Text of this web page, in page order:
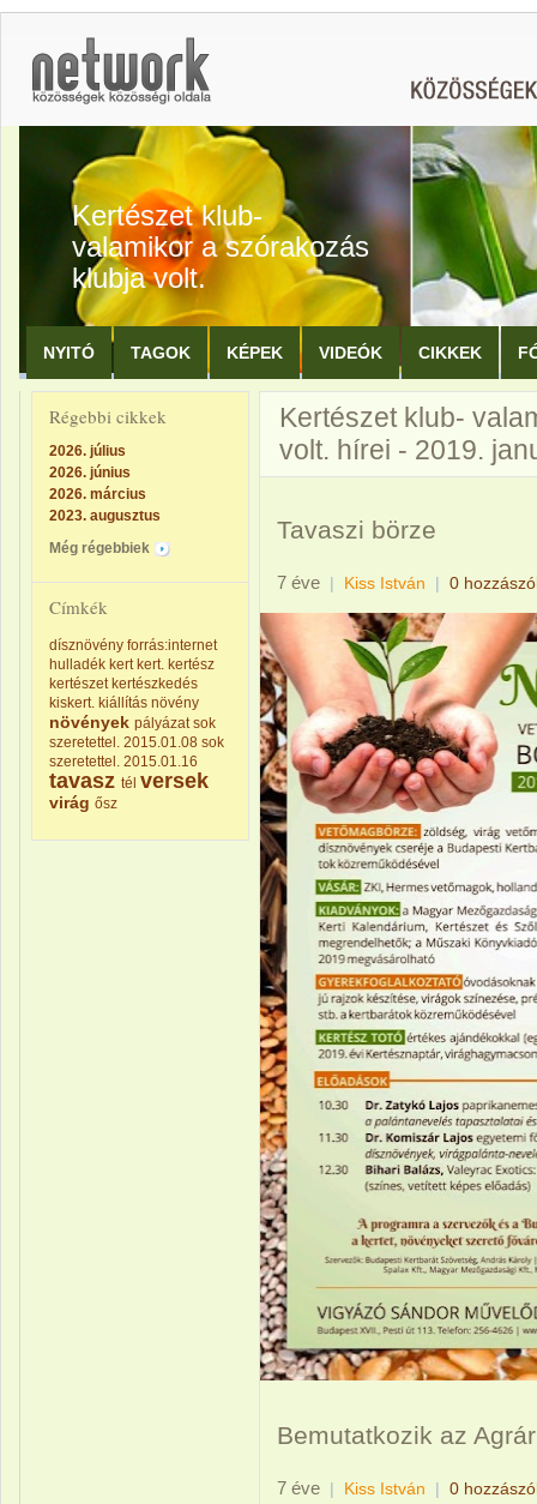
Kertészet klub-
valamikor a szórakozás
klubja volt.
NYITÓ TAGOK KÉPEK VIDEÓK CIKKEK
Régebbi cikkek
2026. július
2026. június
2026. március
2023. augusztus
Még régebbiek
Címkék
dísznövény forrás:internet
hulladék kert kert. kertész
kertészet kertészkedés
kiskert. kiállítás növény
növények pályázat sok
szeretettel. 2015.01.08 sok
szeretettel. 2015.01.16
tavasz tél versek
virág ősz
Kertészet klub-
volt. hírei - 2019.
Tavaszi börze
7 éve | Kiss István | 0
Bemutatkozik az
7 éve | Kiss István | 0